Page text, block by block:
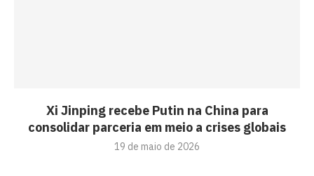
Xi Jinping recebe Putin na China para
consolidar parceria em meio a crises globais
19 de maio de 2026